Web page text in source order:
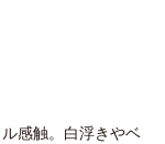
感触。白浮きやベ